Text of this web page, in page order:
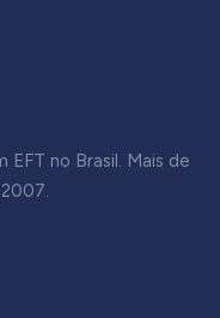
no Brasil. Mais de